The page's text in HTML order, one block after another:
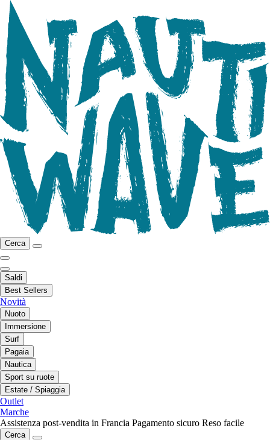
Cerca
Saldi
Best Sellers
Novità
Nuoto
Immersione
Surf
Pagaia
Nautica
Sport su ruote
Estate / Spiaggia
Outlet
Marche
Assistenza post-vendita in Francia Pagamento sicuro Reso facile
Cerca